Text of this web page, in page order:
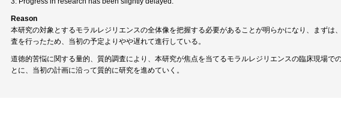
Reason
本研究の対象とするモラルレジリエンスの全体像を把握する必要があることが明らかになり、まずは
査を行ったため、当初の予定よりやや遅れて進行している。
道徳的苦悩に関する量的、質的調査により、本研究が焦点を当てるモラルレジリエンスの臨床現場で
とに、当初の計画に沿って質的に研究を進めていく。